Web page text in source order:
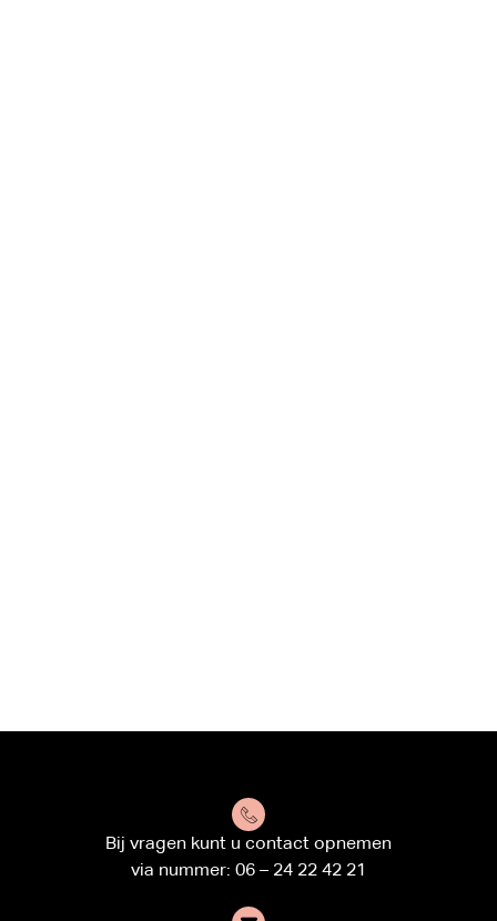
Bij vragen kunt u contact opnemen
via nummer: 06 – 24 22 42 21